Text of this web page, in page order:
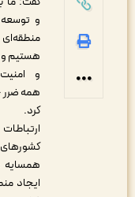
و توسعه نیازمند
منطقه‌ای امن
هستیم و اگر صلح
و امنیت نباشد
همه ضرر خواهیم
کرد. تقویت
ارتباطات میان
کشورهای
همسایه ما را در
ایجاد منطقه‌ای با